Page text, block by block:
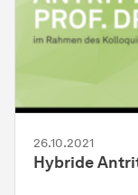
26.10.2021
Hybride